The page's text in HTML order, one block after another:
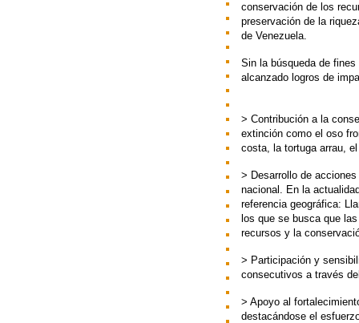
conservación de los
preservación de la
de Venezuela.
Sin la búsqueda de
alcanzado logros de
> Contribución a la
extinción como el oso
costa, la tortuga arrau,
> Desarrollo de
nacional. En la
referencia geográfica:
los que se busca que
recursos y la
> Participación y
consecutivos a través
> Apoyo al
destacándose el